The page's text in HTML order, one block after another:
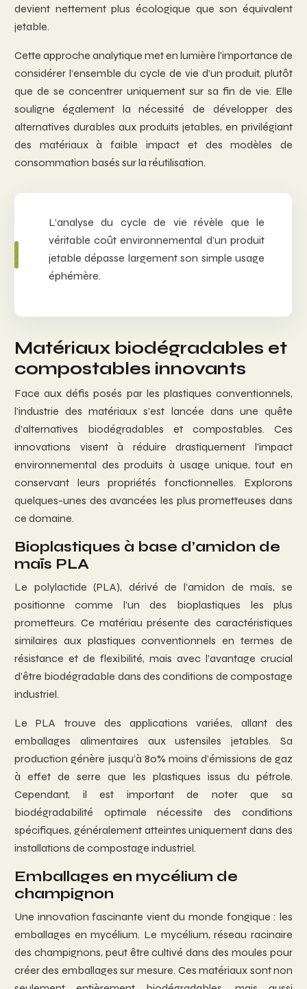
devient nettement plus écologique que son équivalent
jetable.
Cette approche analytique met en lumière l’importance de
considérer l’ensemble du cycle de vie d’un produit, plutôt
que de se concentrer uniquement sur sa fin de vie. Elle
souligne également la nécessité de développer des
alternatives durables aux produits jetables, en privilégiant
des matériaux à faible impact et des modèles de
consommation basés sur la réutilisation.
L’analyse du cycle de vie révèle que le
véritable coût environnemental d’un produit
jetable dépasse largement son simple usage
éphémère.
Matériaux biodégradables et
compostables innovants
Face aux défis posés par les plastiques conventionnels,
l’industrie des matériaux s’est lancée dans une quête
d’alternatives biodégradables et compostables. Ces
innovations visent à réduire drastiquement l’impact
environnemental des produits à usage unique, tout en
conservant leurs propriétés fonctionnelles. Explorons
quelques-unes des avancées les plus prometteuses dans
ce domaine.
Bioplastiques à base d’amidon de
maïs PLA
Le polylactide (PLA), dérivé de l’amidon de maïs, se
positionne comme l’un des bioplastiques les plus
prometteurs. Ce matériau présente des caractéristiques
similaires aux plastiques conventionnels en termes de
résistance et de flexibilité, mais avec l’avantage crucial
d’être biodégradable dans des conditions de compostage
industriel.
Le PLA trouve des applications variées, allant des
emballages alimentaires aux ustensiles jetables. Sa
production génère jusqu’à 80% moins d’émissions de gaz
à effet de serre que les plastiques issus du pétrole.
Cependant, il est important de noter que sa
biodégradabilité optimale nécessite des conditions
spécifiques, généralement atteintes uniquement dans des
installations de compostage industriel.
Emballages en mycélium de
champignon
Une innovation fascinante vient du monde fongique : les
emballages en mycélium. Le mycélium, réseau racinaire
des champignons, peut être cultivé dans des moules pour
créer des emballages sur mesure. Ces matériaux sont non